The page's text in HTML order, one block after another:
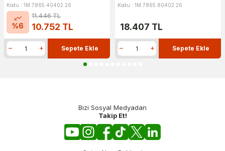
Kodu : 1M.7865.40402.26
%6
11.446TL
10.752 TL
Sepete Ekle
Kodu : 1M.7865.80402.26
18.407 TL
Sepete Ekle
Bizi Sosyal Medyadan
Takip Et!